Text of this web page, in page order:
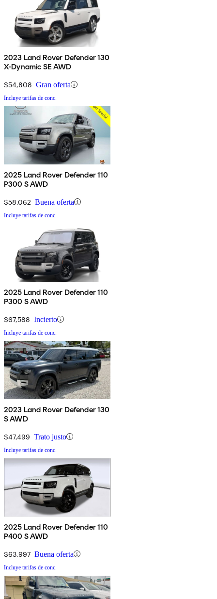
2023 Land Rover Defender 130
X-Dynamic SE AWD
$54,808 Gran oferta
Incluye tarifas de conc.
2025 Land Rover Defender 110
P300 S AWD
$58,062 Buena oferta
Incluye tarifas de conc.
2025 Land Rover Defender 110
P300 S AWD
$67,588 Incierto
Incluye tarifas de conc.
2023 Land Rover Defender 130
S AWD
$47,499 Trato justo
Incluye tarifas de conc.
2025 Land Rover Defender 110
P400 S AWD
$63,997 Buena oferta
Incluye tarifas de conc.